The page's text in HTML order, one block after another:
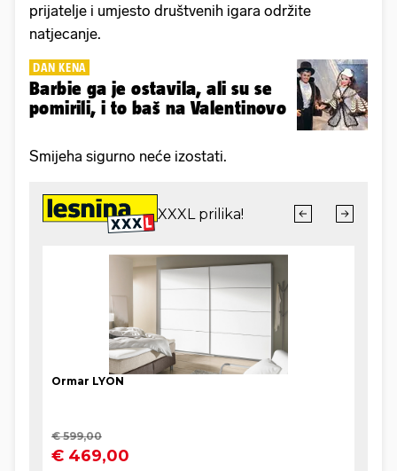
prijatelje i umjesto društvenih igara održite
natjecanje.
DAN KENA
Barbie ga je ostavila, ali su se
pomirili, i to baš na Valentinovo
Smijeha sigurno neće izostati.